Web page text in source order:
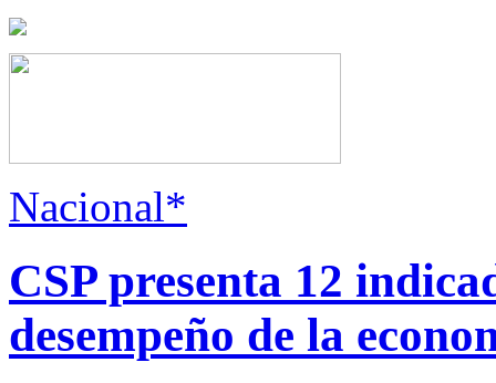
Nacional*
CSP presenta 12
desempeño de la